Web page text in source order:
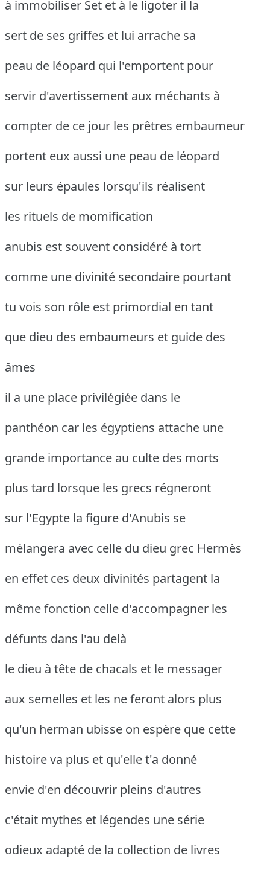
à immobiliser Set et à le ligoter il la
sert de ses griffes et lui arrache sa
peau de léopard qui l'emportent pour
servir d'avertissement aux méchants à
compter de ce jour les prêtres embaumeur
portent eux aussi une peau de léopard
sur leurs épaules lorsqu'ils réalisent
les rituels de momification
anubis est souvent considéré à tort
comme une divinité secondaire pourtant
tu vois son rôle est primordial en tant
que dieu des embaumeurs et guide des
âmes
il a une place privilégiée dans le
panthéon car les égyptiens attache une
grande importance au culte des morts
plus tard lorsque les grecs régneront
sur l'Egypte la figure d'Anubis se
mélangera avec celle du dieu grec Hermès
en effet ces deux divinités partagent la
même fonction celle d'accompagner les
défunts dans l'au delà
le dieu à tête de chacals et le messager
aux semelles et les ne feront alors plus
qu'un herman ubisse on espère que cette
histoire va plus et qu'elle t'a donné
envie d'en découvrir pleins d'autres
c'était mythes et légendes une série
odieux adapté de la collection de livres